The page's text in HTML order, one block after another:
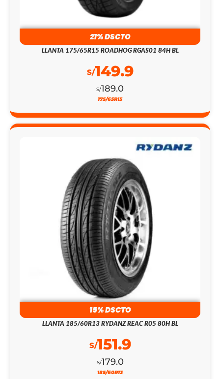
21% DSCTO
LLANTA 175/65R15 ROADHOG RGAS01 84H BL
S/189.0
S/149.9
175/65R15
15% DSCTO
LLANTA 185/60R13 RYDANZ REAC R05 80H BL
S/179.0
S/151.9
185/60R13